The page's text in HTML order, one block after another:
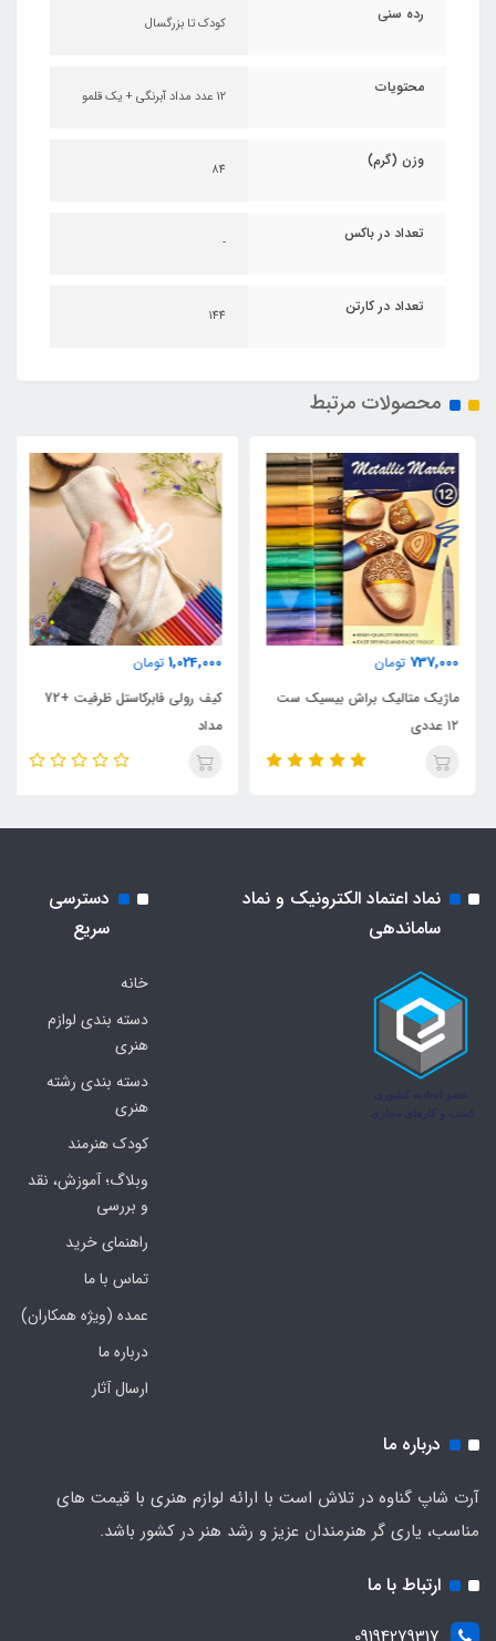
رده سنی کودک تا بزرگسال
محتویات 12 عدد مداد آبرنگی + یک قلمو
وزن (گرم) 84
تعداد در باکس -
تعداد در کارتن 144
محصولات مرتبط
737,000 تومان
ماژیک متالیک براش بیسیک ست
۱۲ عددی
1,024,000 تومان
کیف رولی فابرکاستل ظرفیت +72
مداد
نماد اعتماد الکترونیک و نماد
ساماندهی
دسترسی
سریع
خانه
دسته بندی لوازم
هنری
دسته بندی رشته
هنری
کودک هنرمند
وبلاگ؛ آموزش، نقد
و بررسی
راهنمای خرید
تماس با ما
عمده (ویژه همکاران)
درباره ما
ارسال آثار
درباره ما
آرت شاپ گناوه در تلاش است با ارائه لوازم هنری با قیمت های
مناسب، یاری گر هنرمندان عزیز و رشد هنر در کشور باشد.
ارتباط با ما